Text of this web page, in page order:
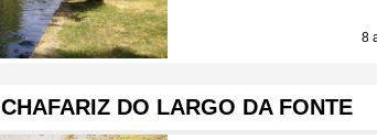
8
CHAFARIZ DO LARGO DA FONTE